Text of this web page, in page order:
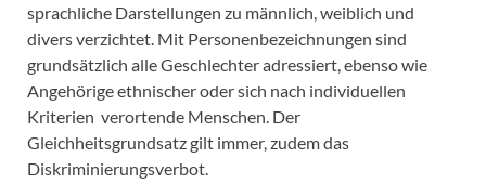
sprachliche Darstellungen zu männlich, weiblich und
divers verzichtet. Mit Personenbezeichnungen sind
grundsätzlich alle Geschlechter adressiert, ebenso wie
Angehörige ethnischer oder sich nach individuellen
Kriterien verortende Menschen. Der
Gleichheitsgrundsatz gilt immer, zudem das
Diskriminierungsverbot.